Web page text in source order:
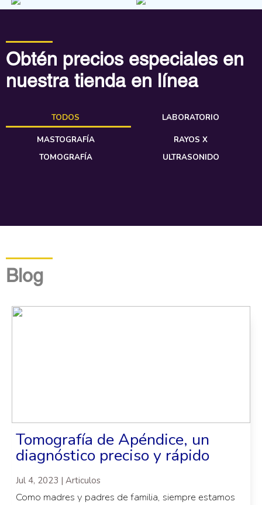
Obtén precios especiales en
nuestra tienda en línea
TODOS LABORATORIO
MASTOGRAFÍA
RAYOS X
TOMOGRAFÍA
ULTRASONIDO
Blog
Tomografía de Apéndice, un
diagnóstico preciso y rápido
Jul 4, 2023 | Articulos
Como madres y padres de familia, siempre estamos